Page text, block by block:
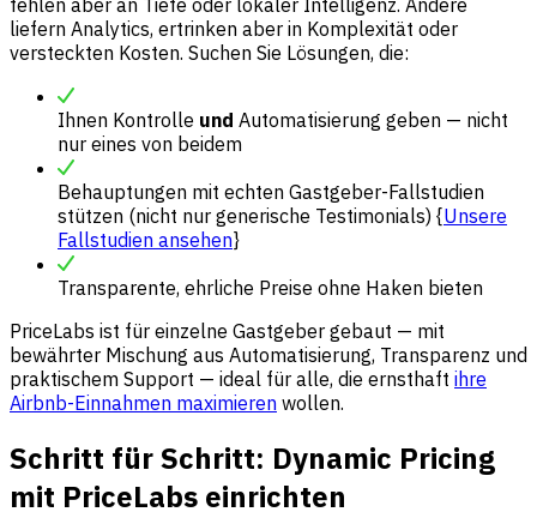
fehlen aber an Tiefe oder lokaler Intelligenz. Andere
liefern Analytics, ertrinken aber in Komplexität oder
versteckten Kosten. Suchen Sie Lösungen, die:
Ihnen Kontrolle und Automatisierung geben — nicht
nur eines von beidem
Behauptungen mit echten Gastgeber-Fallstudien
stützen (nicht nur generische Testimonials) {Unsere
Fallstudien ansehen}
Transparente, ehrliche Preise ohne Haken bieten
PriceLabs ist für einzelne Gastgeber gebaut — mit
bewährter Mischung aus Automatisierung, Transparenz und
praktischem Support — ideal für alle, die ernsthaft ihre
Airbnb-Einnahmen maximieren wollen.
Schritt für Schritt: Dynamic Pricing
mit PriceLabs einrichten